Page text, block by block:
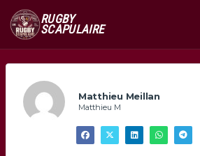
RUGBY
SCAPULAIRE
Matthieu Meillan
Matthieu M